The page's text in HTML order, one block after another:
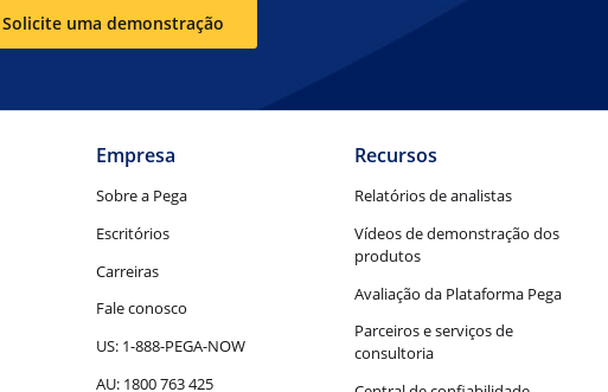
Solicite uma demonstração
Empresa
Sobre a Pega
Escritórios
Carreiras
Fale conosco
US: 1-888-PEGA-NOW
AU: 1800 763 425
Recursos
Relatórios de analistas
Vídeos de demonstração dos
produtos
Avaliação da Plataforma Pega
Parceiros e serviços de
consultoria